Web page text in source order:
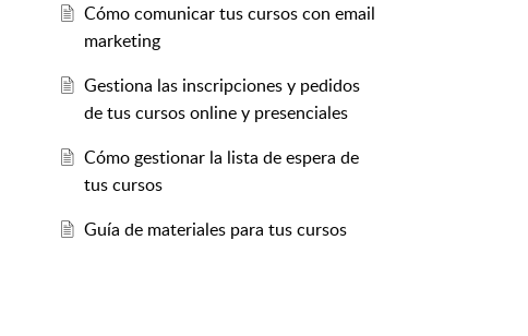
Cómo comunicar tus cursos con email
marketing
Gestiona las inscripciones y pedidos
de tus cursos online y presenciales
Cómo gestionar la lista de espera de
tus cursos
Guía de materiales para tus cursos